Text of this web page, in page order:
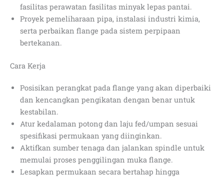
fasilitas perawatan fasilitas minyak lepas pantai.
Proyek pemeliharaan pipa, instalasi industri kimia,
serta perbaikan flange pada sistem perpipaan
bertekanan.
Cara Kerja
Posisikan perangkat pada flange yang akan diperbaiki
dan kencangkan pengikatan dengan benar untuk
kestabilan.
Atur kedalaman potong dan laju fed/umpan sesuai
spesifikasi permukaan yang diinginkan.
Aktifkan sumber tenaga dan jalankan spindle untuk
memulai proses penggilingan muka flange.
Lesapkan permukaan secara bertahap hingga